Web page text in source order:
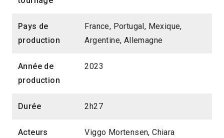
Pays de
production
France, Portugal, Mexique,
Argentine, Allemagne
Année de
production
2023
Durée 2h27
Acteurs
Viggo Mortensen, Chiara